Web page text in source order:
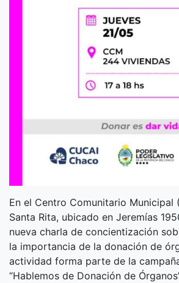
En el Centro Comunitario Municipal
Santa Rita, ubicado en Jeremías
nueva charla de concientización
la importancia de la donación de
actividad forma parte de la
“Hablemos de Donación de